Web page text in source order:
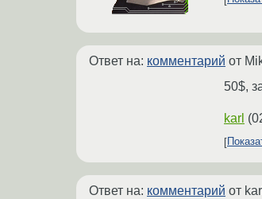
Ответ на: комментарий от
50$,
karl (
Ответ на: комментарий от karl